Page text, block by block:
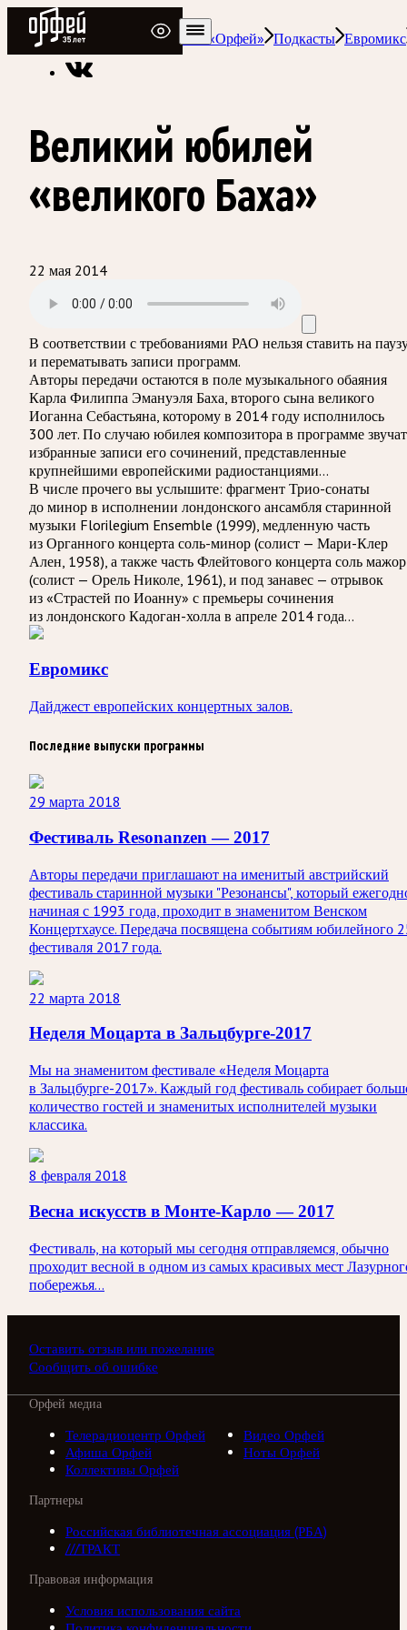
Радио Орфей
Радио классической музыки «Орфей» Подкасты Евромикс
Великий юбилей
«великого Баха»
22 мая 2014
В соответствии с требованиями РАО нельзя ставить на
и перематывать записи программ.
Авторы передачи остаются в поле музыкального обаяния
Карла Филиппа Эмануэля Баха, второго сына великого
Иоганна Себастьяна, которому в 2014 году исполнилось
300 лет. По случаю юбилея композитора в программе звучат
избранные записи его сочинений, представленные
крупнейшими европейскими радиостанциями…
В числе прочего вы услышите: фрагмент Трио-сонаты
до минор в исполнении лондонского ансамбля старинной
музыки Florilegium Ensemble (1999), медленную часть
из Органного концерта соль-минор (солист — Мари-Клер
Ален, 1958), а также часть Флейтового концерта соль мажор
(солист — Орель Николе, 1961), и под занавес — отрывок
из «Страстей по Иоанну» с премьеры сочинения
из лондонского Кадоган-холла в апреле 2014 года…
Евромикс
Дайджест европейских концертных залов.
Последние выпуски программы
29 марта 2018
Фестиваль Resonanzen — 2017
Авторы передачи приглашают на именитый австрийский
фестиваль старинной музыки "Резонансы", который
начиная с 1993 года, проходит в знаменитом Венском
Концертхаусе. Передача посвящена событиям юбилейного
фестиваля 2017 года.
22 марта 2018
Неделя Моцарта в Зальцбурге-2017
Мы на знаменитом фестивале «Неделя Моцарта
в Зальцбурге-2017». Каждый год фестиваль собирает
количество гостей и знаменитых исполнителей музыки
классика.
8 февраля 2018
Весна искусств в Монте-Карло — 2017
Фестиваль, на который мы сегодня отправляемся, обычно
проходит весной в одном из самых красивых мест
побережья...
Оставить отзыв или пожелание
Сообщить об ошибке
Орфей медиа
Телерадиоцентр Орфей
Видео Орфей
Афиша Орфей
Ноты Орфей
Коллективы Орфей
Партнеры
Российская библиотечная ассоциация (РБА)
///ТРАКТ
Правовая информация
Условия использования сайта